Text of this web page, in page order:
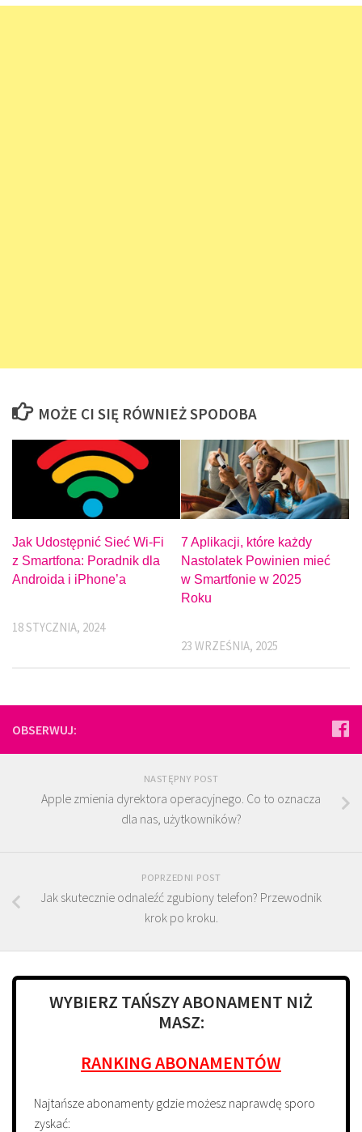
MOŻE CI SIĘ RÓWNIEŻ SPODOBA
Jak Udostępnić Sieć Wi-Fi
z Smartfona: Poradnik dla
Androida i iPhone’a
18 STYCZNIA, 2024
7 Aplikacji, które każdy
Nastolatek Powinien mieć
w Smartfonie w 2025
Roku
23 WRZEŚNIA, 2025
OBSERWUJ:
NASTĘPNY POST
Apple zmienia dyrektora operacyjnego. Co to oznacza
dla nas, użytkowników?
POPRZEDNI POST
Jak skutecznie odnaleźć zgubiony telefon? Przewodnik
krok po kroku.
WYBIERZ TAŃSZY ABONAMENT NIŻ
MASZ:
RANKING ABONAMENTÓW
Najtańsze abonamenty gdzie możesz naprawdę sporo
zyskać: